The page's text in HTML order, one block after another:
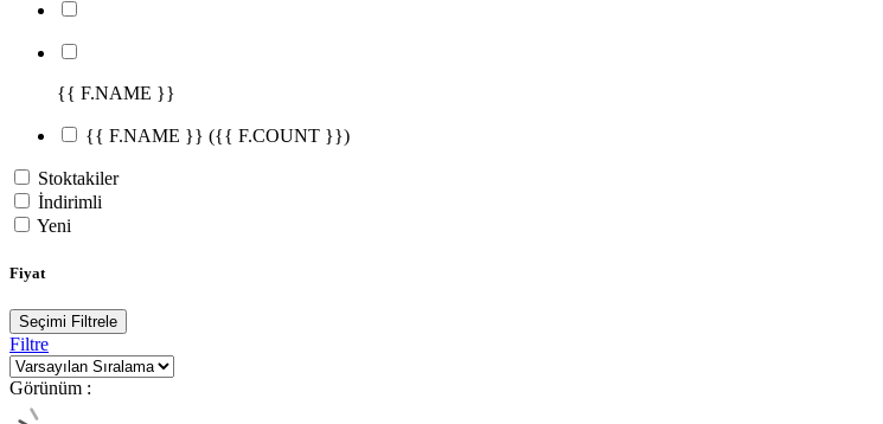
{{ F.NAME }}
{{ F.NAME }} ({{ F.COUNT }})
Stoktakiler
İndirimli
Yeni
Fiyat
Seçimi Filtrele
Filtre
Görünüm :